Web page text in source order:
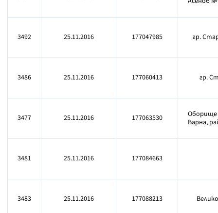
3492 25.11.2016 177047985 гр.
3486 25.11.2016 177060413 гр.
3477 25.11.2016 177063530
Оборище
Варна,
3481 25.11.2016 177084663
3483 25.11.2016 177088213